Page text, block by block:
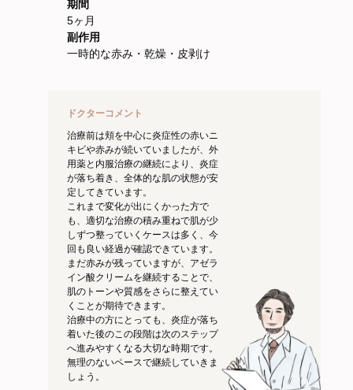
期間
5ヶ月
副作用
一時的な赤み・乾燥・皮剥け
ドクターコメント
治療前は頬を中心に炎症性の赤いニ
キビや赤みが続いていましたが、外
用薬と内服治療の継続により、炎症
が落ち着き、全体的な肌の状態が安
定してきています。
これまで変化が出にくかった方で
も、適切な治療の積み重ねで肌が少
しずつ整っていくケースは多く、今
回も良い経過が確認できています。
まだ赤みが残っていますが、アゼラ
イン酸クリームを継続することで、
肌のトーンや質感をさらに整えてい
くことが期待できます。
治療中の方にとっても、炎症が落ち
着いた後のこの段階は次のステップ
へ進みやすくなる大切な時期です。
無理のないペースで継続していきま
しょう。